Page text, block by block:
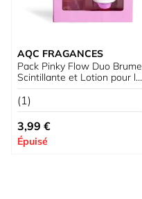
AQC FRAGANCES
Pack Pinky Flow Duo Brume
Scintillante et Lotion pour le
Corps
(1)
3,99 €
Épuisé